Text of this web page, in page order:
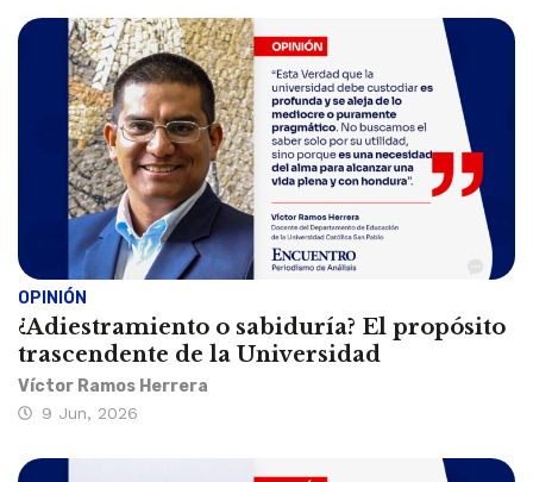
OPINIÓN
¿Adiestramiento o sabiduría? El propósito
trascendente de la Universidad
Víctor Ramos Herrera
9 Jun, 2026